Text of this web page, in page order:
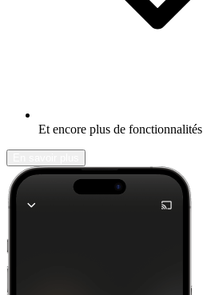
Et encore plus de fonctionnalités